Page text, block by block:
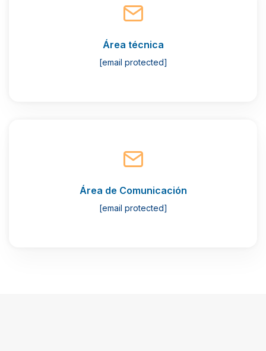
Área técnica
[email protected]
Área de Comunicación
[email protected]